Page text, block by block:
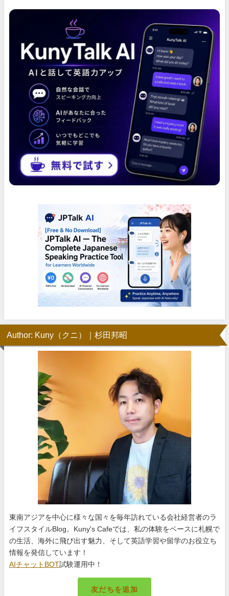
Author: Kuny（クニ）｜杉田邦昭
東南アジアを中心に様々な国々を毎年訪れている会社経営者のラ
イフスタイルBlog。Kuny's Cafeでは、私の体験をベースに札幌で
の生活、海外に飛び出す魅力、そして英語学習や留学のお役立ち
情報を発信しています！
AIチャットBOT試験運用中！
友だちを追加